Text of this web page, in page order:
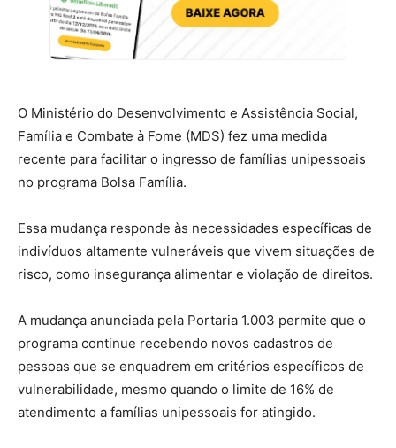
O Ministério do Desenvolvimento e Assistência Social,
Família e Combate à Fome (MDS) fez uma medida
recente para facilitar o ingresso de famílias unipessoais
no programa Bolsa Família.
Essa mudança responde às necessidades específicas de
indivíduos altamente vulneráveis que vivem situações de
risco, como insegurança alimentar e violação de direitos.
A mudança anunciada pela Portaria 1.003 permite que o
programa continue recebendo novos cadastros de
pessoas que se enquadrem em critérios específicos de
vulnerabilidade, mesmo quando o limite de 16% de
atendimento a famílias unipessoais for atingido.